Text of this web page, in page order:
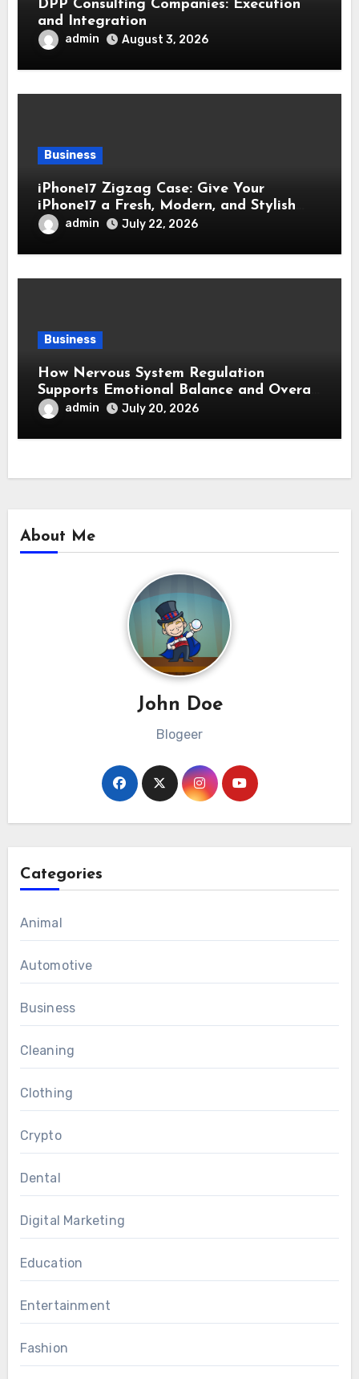
DPP Consulting Companies: Execution
and Integration
admin August 3, 2026
Business
iPhone17 Zigzag Case: Give Your
iPhone17 a Fresh, Modern, and Stylish
Appearance
admin July 22, 2026
Business
How Nervous System Regulation
Supports Emotional Balance and Overall
Wellness
admin July 20, 2026
About Me
John Doe
Blogeer
Categories
Animal
Automotive
Business
Cleaning
Clothing
Crypto
Dental
Digital Marketing
Education
Entertainment
Fashion